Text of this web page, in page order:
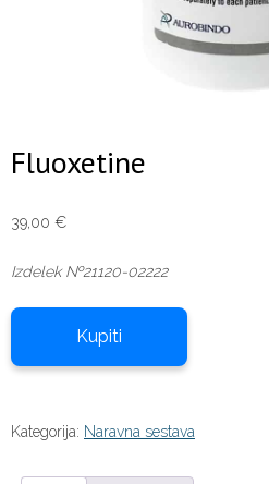
Fluoxetine
39,00 €
Izdelek №21120-02222
Kupiti
Kategorija: Naravna sestava